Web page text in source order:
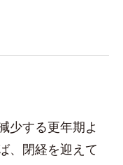
少する更年期よ
、閉経を迎えて